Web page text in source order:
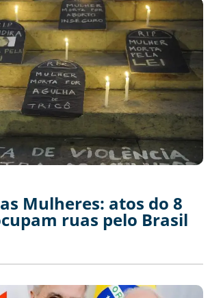
Mulheres: atos do 8
ruas pelo Brasil